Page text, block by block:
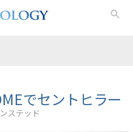
でセントヒラー
ステッド